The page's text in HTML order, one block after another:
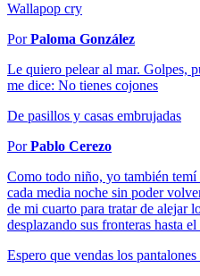
Wallapop cry
PorPaloma González
Le quiero pelear al mar. Golpes,
me dice: No tienes cojones
De pasillos y casas embrujadas
PorPablo Cerezo
Como todo niño, yo también temí
cada media noche sin poder
de mi cuarto para tratar de alejar
desplazando sus fronteras hasta
Espero que vendas los